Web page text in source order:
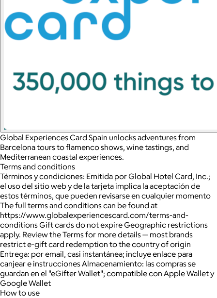
Global Experiences Card Spain unlocks adventures from
Barcelona tours to flamenco shows, wine tastings, and
Mediterranean coastal experiences.
Terms and conditions
Términos y condiciones: Emitida por Global Hotel Card, Inc.;
el uso del sitio web y de la tarjeta implica la aceptación de
estos términos, que pueden revisarse en cualquier momento
The full terms and conditions can be found at
https://www.globalexperiencescard.com/terms-and-
conditions Gift cards do not expire Geographic restrictions
apply. Review the Terms for more details — most brands
restrict e-gift card redemption to the country of origin
Entrega: por email, casi instantánea; incluye enlace para
canjear e instrucciones Almacenamiento: las compras se
guardan en el "eGifter Wallet"; compatible con Apple Wallet y
Google Wallet
How to use